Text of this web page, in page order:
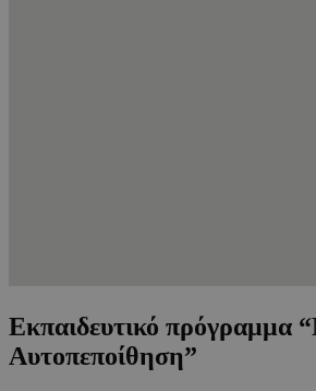
Εκπαιδευτικό πρόγραμμα
Αυτοπεποίθηση”